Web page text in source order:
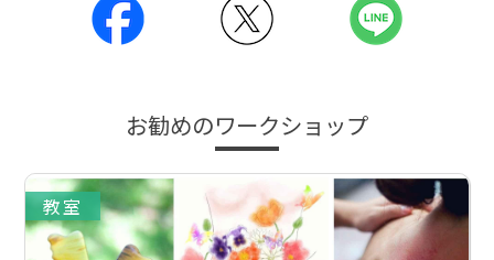
お勧めのワークショップ
教室